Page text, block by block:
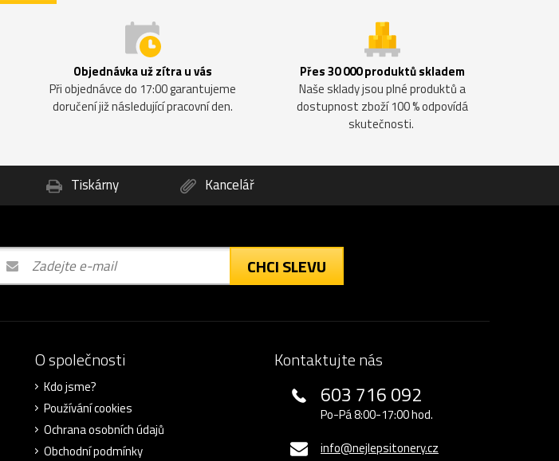
Objednávka už zítra u vás
Při objednávce do 17:00 garantujeme
doručení již následující pracovní den.
Přes 30 000 produktů skladem
Naše sklady jsou plné produktů a
dostupnost zboží 100 % odpovídá
skutečnosti.
Tiskárny Kancelář
CHCI SLEVU
O společnosti
Kdo jsme?
Používání cookies
Ochrana osobních údajů
Obchodní podmínky
Kontaktujte nás
603 716 092
Po-Pá 8:00-17:00 hod.
info@nejlepsitonery.cz